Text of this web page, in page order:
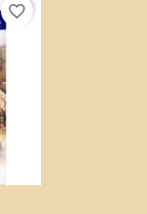
favorite_border